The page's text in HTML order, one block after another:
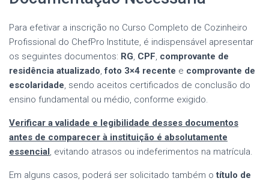
Para efetivar a inscrição no Curso Completo de Cozinheiro
Profissional do ChefPro Institute, é indispensável apresentar
os seguintes documentos: RG, CPF, comprovante de
residência atualizado,foto 3×4 recente e comprovante de
escolaridade, sendo aceitos certificados de conclusão do
ensino fundamental ou médio, conforme exigido.
Verificar a validade e legibilidade desses documentos
antes de comparecer à instituição é absolutamente
essencial, evitando atrasos ou indeferimentos na matrícula.
Em alguns casos, poderá ser solicitado também otítulo de